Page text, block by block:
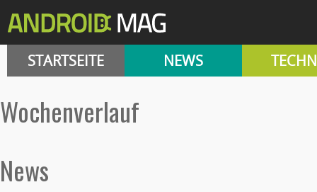
STARTSEITE NEWS
Wochenverlauf
News